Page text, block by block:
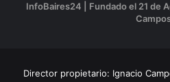
InfoBaires24 | Fundado el 21 de
Director propietario: Ignacio